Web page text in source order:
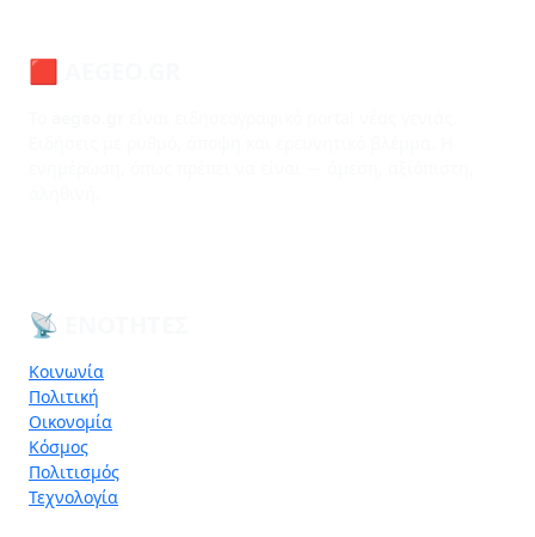
🟥 AEGEO.GR
📡 ΕΝΌΤΗΤΕΣ
Κοινωνία
Πολιτική
Οικονομία
Κόσμος
Πολιτισμός
Τεχνολογία